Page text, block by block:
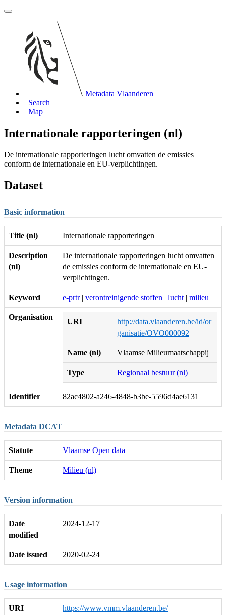
Metadata Vlaanderen
Search
Map
Internationale rapporteringen (nl)
De internationale rapporteringen lucht omvatten de emissies
conform de internationale en EU-verplichtingen.
Dataset
Basic information
Title (nl) Internationale rapporteringen
Description
(nl)
De internationale rapporteringen lucht omvatten
de emissies conform de internationale en EU-
verplichtingen.
Keyword e-prtr| verontreinigende stoffen | lucht | milieu
Organisation
URI
http://data.vlaanderen.be/id/or
ganisatie/OVO000092
Name (nl) Vlaamse Milieumaatschappij
Type Regionaal bestuur (nl)
Identifier 82ac4802-a246-4848-b3be-5596d4ae6131
Metadata DCAT
Statute Vlaamse Open data
Theme Milieu (nl)
Version information
Date
modified
2024-12-17
Date issued 2020-02-24
Usage information
URI https://www.vmm.vlaanderen.be/